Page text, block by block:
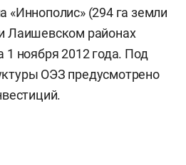
«Иннополис» (294 га земли
Лаишевском районах
1 ноября 2012 года. Под
ОЭЗ предусмотрено